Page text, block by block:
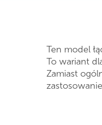
Ten model
To wariant
Zamiast